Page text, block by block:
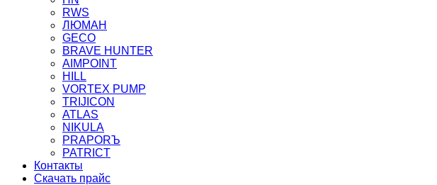
RWS
ЛЮМАН
GECO
BRAVE HUNTER
AIMPOINT
HILL
VORTEX PUMP
TRIJICON
ATLAS
NIKULA
PRAPORЪ
PATRICT
Контакты
Скачать прайс